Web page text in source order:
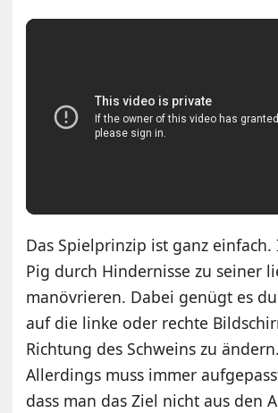
Das Spielprinzip ist ganz einfach.
Pig durch Hindernisse zu seiner
manövrieren. Dabei genügt es
auf die linke oder rechte
Richtung des Schweins zu ändern.
Allerdings muss immer
dass man das Ziel nicht aus den